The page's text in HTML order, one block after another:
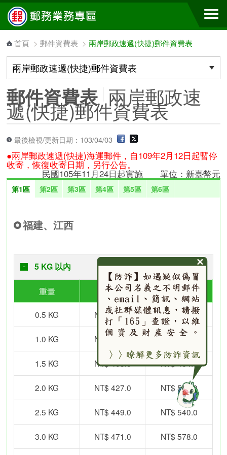
跳到主要內容區塊
首頁 >郵件資費表 > 兩岸郵政速遞(快捷)郵件資費表
郵件資費表 兩岸郵政速
遞(快捷)郵件資費表
最後檢視/更新日期：103/04/03
●兩岸郵政速遞(快捷)海運郵件，自109年2月12日起暫停
收寄，恢復收寄日期，另行公告。
民國105年11月24日起實施 單位：新臺幣元
第1區 第2區 第3區 第4區 第5區 第6區
福建、江西
5 KG 以內
重量 海運 空運
0.5 KG NT$ 361.0 NT$ 388.0
1.0 KG NT$ 383.0 NT$ 426.0
1.5 KG NT$ 405.0 NT$ 464.0
2.0 KG NT$ 427.0 NT$ 502.0
2.5 KG NT$ 449.0 NT$ 540.0
3.0 KG NT$ 471.0 NT$ 578.0